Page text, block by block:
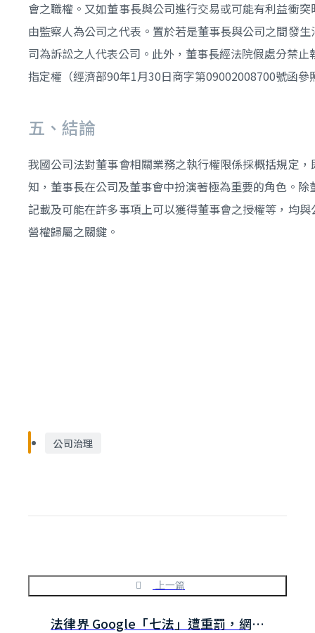
會之職權。又如董事長與公司進行交易或可能有利益衝
由監察人為公司之代表。置於若是董事長與公司之間發
司為訴訟之人代表公司。此外，董事長經法院假處分禁
指定權（經濟部90年1月30日商字第09002008700號函參
五、結論
我國公司法對董事會相關業務之執行權限係採概括規定
知，董事長在公司及董事會中扮演著極為重要的角色。
記載及可能在許多事項上可以獲得董事會之授權等，均
營權歸屬之關鍵。
公司治理
上一篇
法律界 Google「七法」遭重罰，網路